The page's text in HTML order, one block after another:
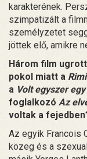
karakterének.
szimpatizált a
személyzetet
jöttek elő, amikre
Három film
pokol miatt a
a Volt egyszer
foglalkozó Az
voltak a
Az egyik Francois
közeg és a